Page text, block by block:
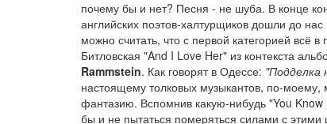
почему бы и нет? Песня - не шуба. В конце
английских поэтов-халтурщиков дошли до
можно считать, что с первой категорией всё
Битловская "And I Love Her" из контекста
Rammstein. Как говорят в Одессе: "Подделка
настоящему толковых музыкантов, по-
фантазию. Вспомнив какую-нибудь "You
бы и не пытаться померяться силами с